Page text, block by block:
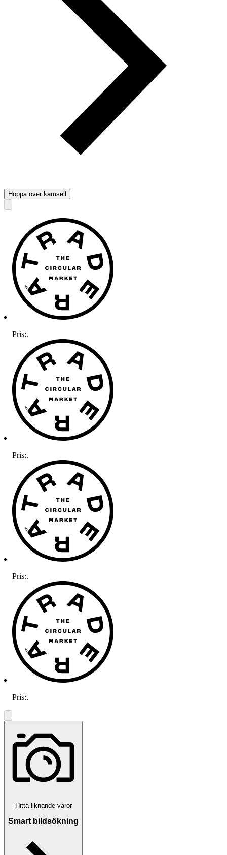
Hoppa över karusell
Pris:.
Pris:.
Pris:.
Pris:.
Hitta liknande varor
Smart bildsökning